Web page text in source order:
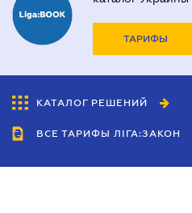
ТАРИФЫ
КАТАЛОГ РЕШЕНИЙ
ВСЕ ТАРИФЫ ЛІГА:ЗАКОН